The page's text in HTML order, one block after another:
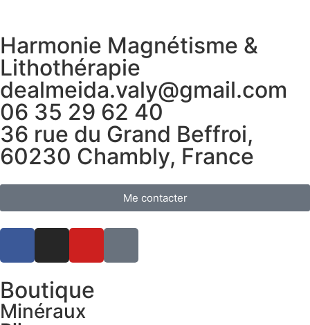
Harmonie Magnétisme &
Lithothérapie
dealmeida.valy@gmail.com
06 35 29 62 40
36 rue du Grand Beffroi,
60230 Chambly, France
Me contacter
Boutique
Minéraux